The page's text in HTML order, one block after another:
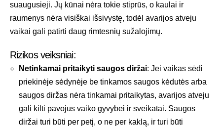
suaugusieji. Jų kūnai nėra tokie stiprūs, o kaulai ir
raumenys nėra visiškai išsivystę, todėl avarijos atveju
vaikai gali patirti daug rimtesnių sužalojimų.
Rizikos veiksniai:
Netinkamai pritaikyti saugos diržai: Jei vaikas sėdi
priekinėje sėdynėje be tinkamos saugos kėdutės arba
saugos diržas nėra tinkamai pritaikytas, avarijos atveju
gali kilti pavojus vaiko gyvybei ir sveikatai. Saugos
diržai turi būti per petį, o ne per kaklą, ir turi būti